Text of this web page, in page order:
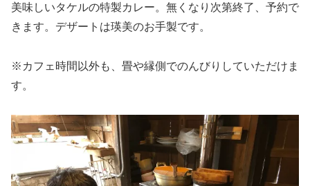
美味しいタケルの特製カレー。無くなり次第終了、予約で
きます。デザートは瑛美のお手製です。
※カフェ時間以外も、畳や縁側でのんびりしていただけま
す。